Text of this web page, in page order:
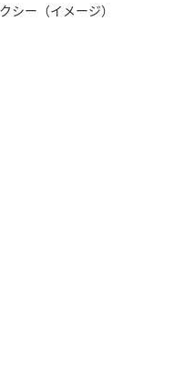
シー（イメージ）